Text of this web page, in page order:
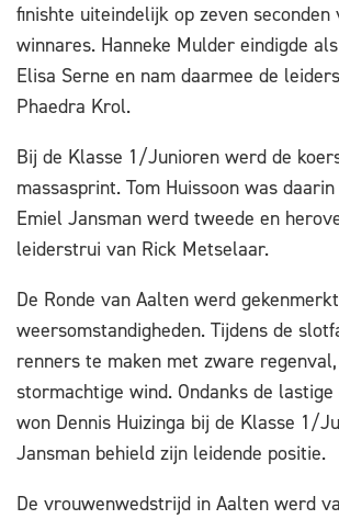
finishte uiteindelijk op zeven seconden
winnares. Hanneke Mulder eindigde
Elisa Serne en nam daarmee de
Phaedra Krol.
Bij de Klasse 1/Junioren werd de
massasprint. Tom Huissoon was
Emiel Jansman werd tweede en
leiderstrui van Rick Metselaar.
De Ronde van Aalten werd
weersomstandigheden. Tijdens de
renners te maken met zware
stormachtige wind. Ondanks de
won Dennis Huizinga bij de Klasse 1/
Jansman behield zijn leidende positie.
De vrouwenwedstrijd in Aalten werd